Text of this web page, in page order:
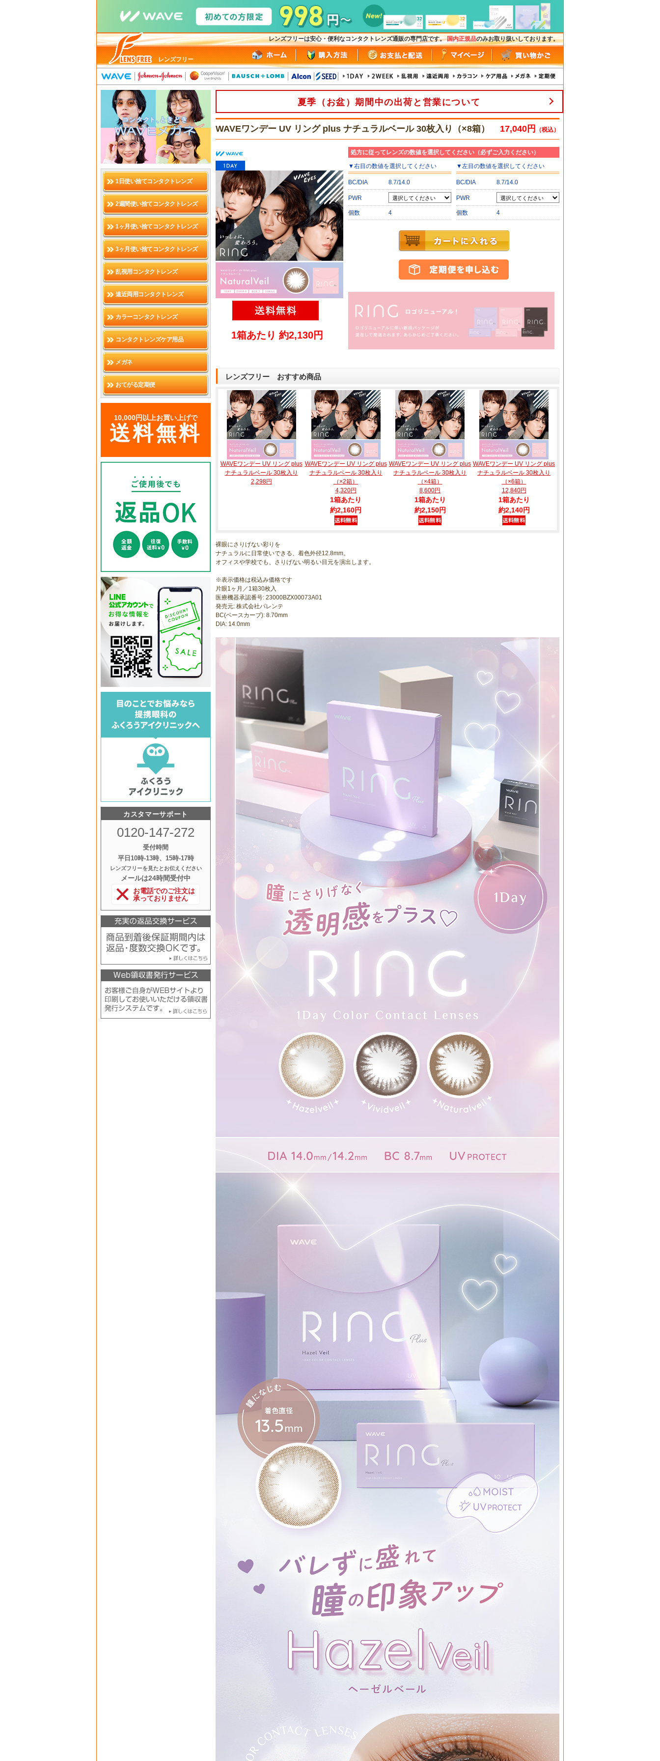
レンズフリーは安心・便利なコンタクトレンズ通販の専門店です。国内正規品のみお取り扱いしております。
レンズフリー
1日使い捨てコンタクトレンズ
2週間使い捨てコンタクトレンズ
1ヶ月使い捨てコンタクトレンズ
3ヶ月使い捨てコンタクトレンズ
乱視用コンタクトレンズ
遠近両用コンタクトレンズ
カラーコンタクトレンズ
コンタクトレンズケア用品
メガネ
おてがる定期便
10,000円以上お買い上げで
送料無料
カスタマーサポート
0120-147-272
受付時間
平日10時‐13時、15時‐17時
レンズフリーを見たとお伝えください
メールは24時間受付中
お電話でのご注文は
承っておりません
夏季（お盆）期間中の出荷と営業について
WAVEワンデー UV リング plus ナチュラルベール 30枚入り（×8箱） 17,040円 （税込）
1箱あたり 約2,130円
処方に従ってレンズの数値を選択してください（必ずご入力ください）
▼右目の数値を選択してください
BC/DIA 8.7/14.0
PWR
個数 4
▼左目の数値を選択してください
BC/DIA 8.7/14.0
PWR
個数 4
レンズフリー おすすめ商品
WAVEワンデー UV リング plus
ナチュラルベール 30枚入り
2,298円
WAVEワンデー UV リング plus
ナチュラルベール 30枚入り
（×2箱）
4,320円
1箱あたり
約2,160円
WAVEワンデー UV リング plus
ナチュラルベール 30枚入り
（×4箱）
8,600円
1箱あたり
約2,150円
WAVEワンデー UV リング plus
ナチュラルベール 30枚入り
（×6箱）
12,840円
1箱あたり
約2,140円
裸眼にさりげない彩りを
ナチュラルに日常使いできる、着色外径12.8mm。
オフィスや学校でも、さりげない明るい目元を演出します。
※表示価格は税込み価格です
片眼1ヶ月／1箱30枚入
医療機器承認番号: 23000BZX00073A01
発売元: 株式会社パレンテ
BC(ベースカーブ): 8.70mm
DIA: 14.0mm